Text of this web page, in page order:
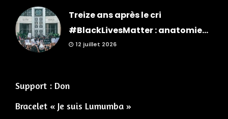
Treize ans après le cri
#BlackLivesMatter : anatomie...
12 juillet 2026
Support : Don
Bracelet « Je suis Lumumba »